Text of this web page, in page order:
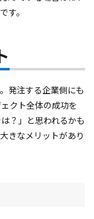
す。
発注する企業側にも
クト全体の成功を
？」と思われるかも
きなメリットがあり